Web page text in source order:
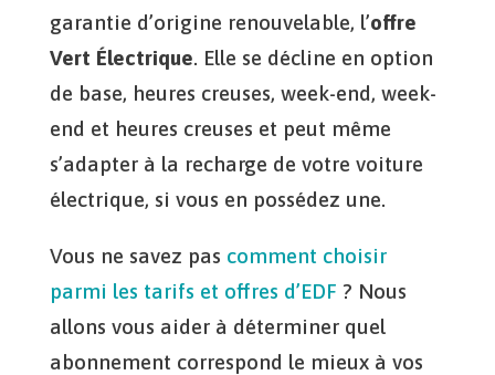
garantie d’origine renouvelable, l’offre
Vert Électrique. Elle se décline en option
de base, heures creuses, week-end, week-
end et heures creuses et peut même
s’adapter à la recharge de votre voiture
électrique, si vous en possédez une.
Vous ne savez pas comment choisir
parmi les tarifs et offres d’EDF ? Nous
allons vous aider à déterminer quel
abonnement correspond le mieux à vos